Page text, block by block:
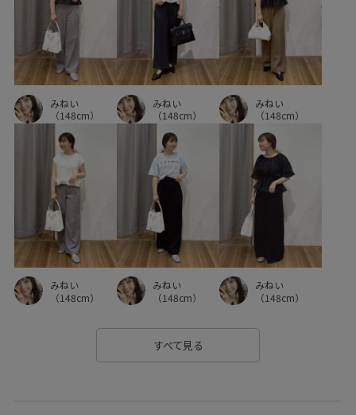
みねい
（148cm）
みねい
（148cm）
みねい
（148cm）
みねい
（148cm）
みねい
（148cm）
みねい
（148cm）
すべて見る